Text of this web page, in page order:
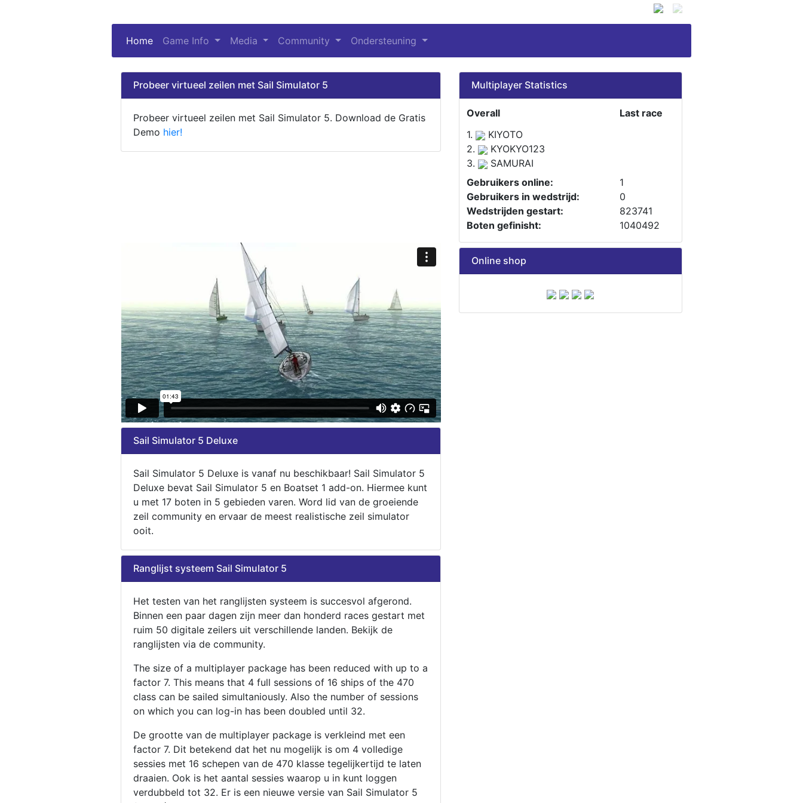
Home (current)
Game Info Media Community Ondersteuning
Probeer virtueel zeilen met Sail Simulator 5
Probeer virtueel zeilen met Sail Simulator 5. Download de Gratis
Demo hier!
Multiplayer Statistics
Overall
Last race
1.
KIYOTO
2.
KYOKYO123
3.
SAMURAI
Gebruikers online:
1
Gebruikers in wedstrijd:
0
Wedstrijden gestart:
823741
Boten gefinisht:
1040492
Sail Simulator 5 Deluxe
Sail Simulator 5 Deluxe is vanaf nu beschikbaar! Sail Simulator 5
Deluxe bevat Sail Simulator 5 en Boatset 1 add-on. Hiermee kunt
u met 17 boten in 5 gebieden varen. Word lid van de groeiende
zeil community en ervaar de meest realistische zeil simulator
ooit.
Ranglijst systeem Sail Simulator 5
Het testen van het ranglijsten systeem is succesvol afgerond.
Binnen een paar dagen zijn meer dan honderd races gestart met
ruim 50 digitale zeilers uit verschillende landen. Bekijk de
ranglijsten via de community.
The size of a multiplayer package has been reduced with up to a
factor 7. This means that 4 full sessions of 16 ships of the 470
class can be sailed simultaniously. Also the number of sessions
on which you can log-in has been doubled until 32.
De grootte van de multiplayer package is verkleind met een
factor 7. Dit betekend dat het nu mogelijk is om 4 volledige
sessies met 16 schepen van de 470 klasse tegelijkertijd te laten
draaien. Ook is het aantal sessies waarop u in kunt loggen
verdubbeld tot 32. Er is een nieuwe versie van Sail Simulator 5
Online shop